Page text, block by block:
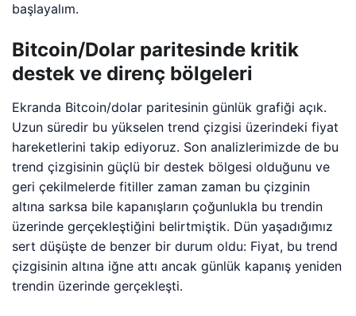
başlayalım.
Bitcoin/Dolar paritesinde kritik
destek ve direnç bölgeleri
Ekranda Bitcoin/dolar paritesinin günlük grafiği açık.
Uzun süredir bu yükselen trend çizgisi üzerindeki fiyat
hareketlerini takip ediyoruz. Son analizlerimizde de bu
trend çizgisinin güçlü bir destek bölgesi olduğunu ve
geri çekilmelerde fitiller zaman zaman bu çizginin
altına sarksa bile kapanışların çoğunlukla bu trendin
üzerinde gerçekleştiğini belirtmiştik. Dün yaşadığımız
sert düşüşte de benzer bir durum oldu: Fiyat, bu trend
çizgisinin altına iğne attı ancak günlük kapanış yeniden
trendin üzerinde gerçekleşti.